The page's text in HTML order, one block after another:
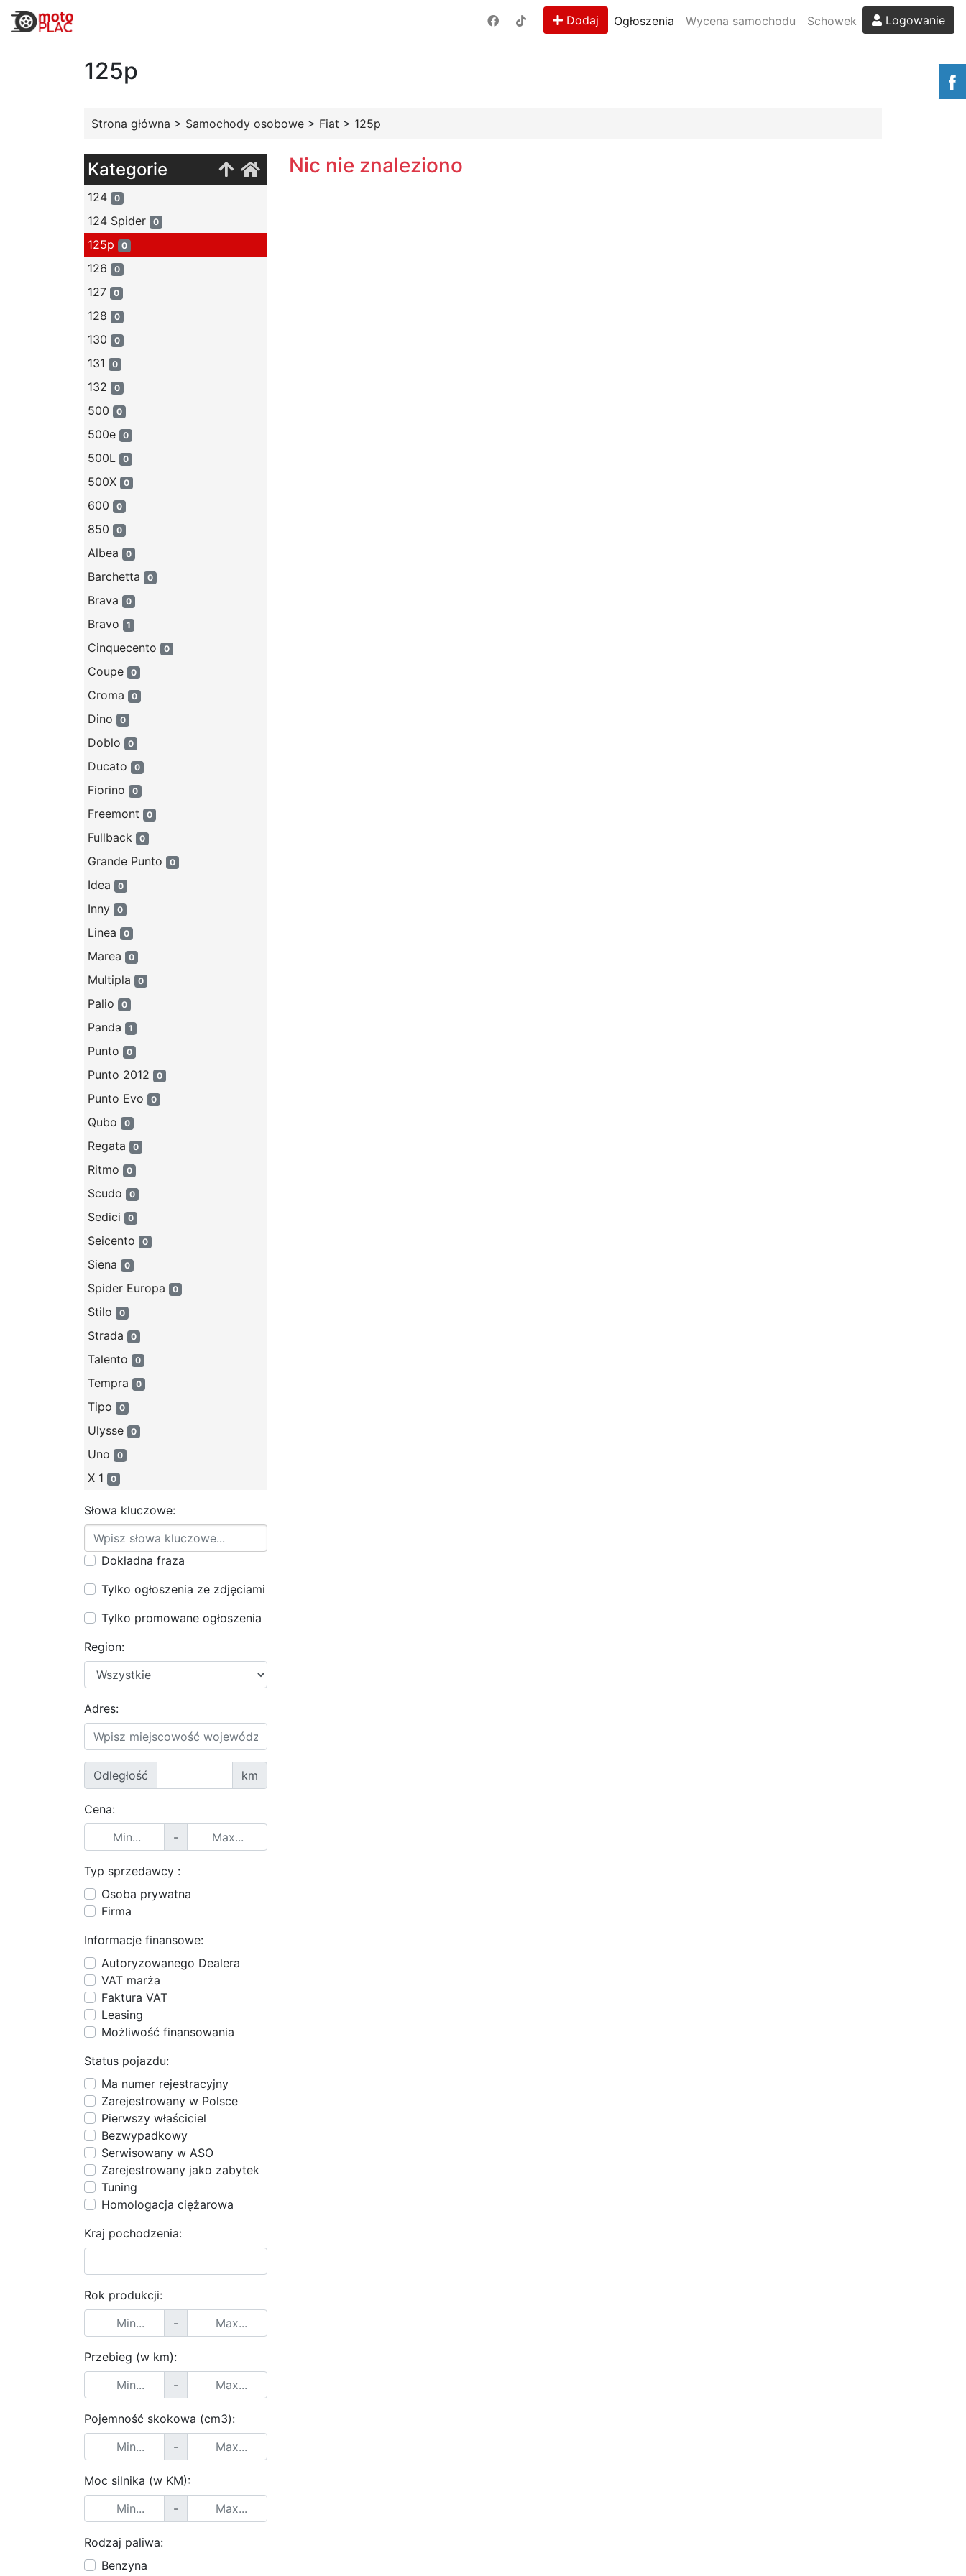
Dodaj Ogłoszenia Wycena samochodu Schowek Logowanie
125p
Strona główna > Samochody osobowe > Fiat > 125p
Kategorie
124 0
124 Spider 0
125p 0
126 0
127 0
128 0
130 0
131 0
132 0
500 0
500e 0
500L 0
500X 0
600 0
850 0
Albea 0
Barchetta 0
Brava 0
Bravo 1
Cinquecento 0
Coupe 0
Croma 0
Dino 0
Doblo 0
Ducato 0
Fiorino 0
Freemont 0
Fullback 0
Grande Punto 0
Idea 0
Inny 0
Linea 0
Marea 0
Multipla 0
Palio 0
Panda 1
Punto 0
Punto 2012 0
Punto Evo 0
Qubo 0
Regata 0
Ritmo 0
Scudo 0
Sedici 0
Seicento 0
Siena 0
Spider Europa 0
Stilo 0
Strada 0
Talento 0
Tempra 0
Tipo 0
Ulysse 0
Uno 0
X 1 0
Słowa kluczowe:
Dokładna fraza
Tylko ogłoszenia ze zdjęciami
Tylko promowane ogłoszenia
Region:
Adres:
Odległość km
Cena:
-
Typ sprzedawcy :
Osoba prywatna
Firma
Informacje finansowe:
Autoryzowanego Dealera
VAT marża
Faktura VAT
Leasing
Możliwość finansowania
Status pojazdu:
Ma numer rejestracyjny
Zarejestrowany w Polsce
Pierwszy właściciel
Bezwypadkowy
Serwisowany w ASO
Zarejestrowany jako zabytek
Tuning
Homologacja ciężarowa
Kraj pochodzenia:
Rok produkcji:
-
Przebieg (w km):
-
Pojemność skokowa (cm3):
-
Moc silnika (w KM):
-
Rodzaj paliwa:
Benzyna
Nic nie znaleziono